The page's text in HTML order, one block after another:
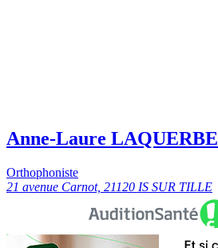
Anne-Laure LAQUERBE
Orthophoniste
21 avenue Carnot, 21120 IS SUR TILLE